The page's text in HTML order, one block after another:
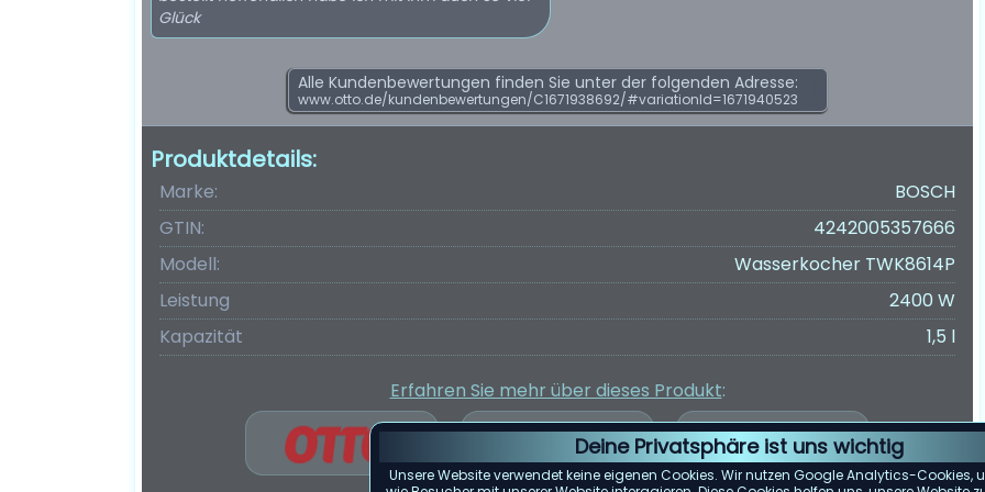
Deine Privatsphäre ist uns wichtig
Unsere Website verwendet keine eigenen Cookies. Wir nutzen Google Analytics-Cookies,
Glück
Alle Kundenbewertungen finden Sie unter der folgenden Adresse:
www.otto.de/kundenbewertungen/C1671938692/#variationId=1671940523
Produktdetails:
Marke:
BOSCH
GTIN:
4242005357666
Modell:
Wasserkocher TWK8614P
Leistung
2400 W
Kapazität
1,5 l
Erfahren Sie mehr über dieses Produkt: